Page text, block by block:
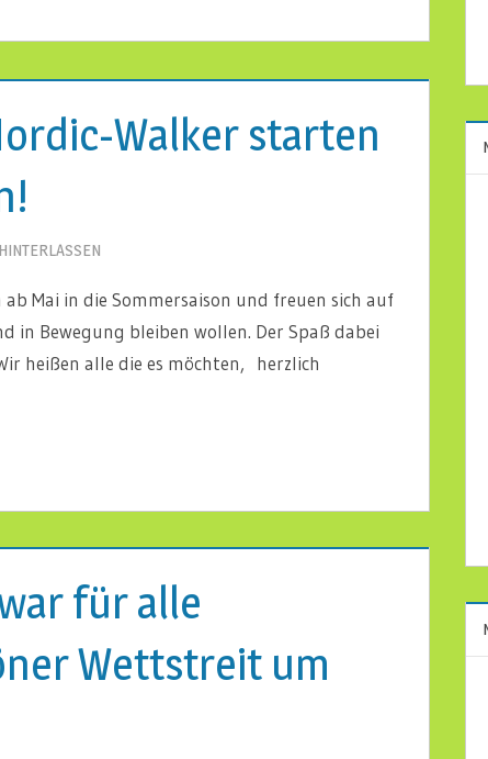
Walker starten
Mai in die Sommersaison und freuen sich auf
in Bewegung bleiben wollen. Der Spaß dabei
heißen alle die es möchten, herzlich
für alle
Wettstreit um